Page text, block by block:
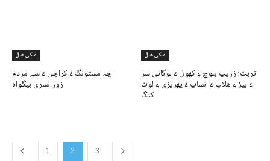
ملکی ھال
چہ مستونگ ءُ کراچی ءَ سَے مردم
زورانسری بیگواہ
ملکی ھال
تربت: زریپ بلوچ ءِ کھول ءَ لوگانی سر
ءَ بیڑ ءِ ھلاپ ءَ انساپ ءُ پھریزی ءِ لوٹ
کتگ
1 2 3